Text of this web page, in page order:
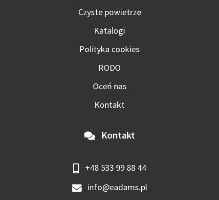
Czyste powietrze
Katalogi
Polityka cookies
RODO
Oceń nas
Kontakt
Kontakt
+48 533 99 88 44
info@eadams.pl